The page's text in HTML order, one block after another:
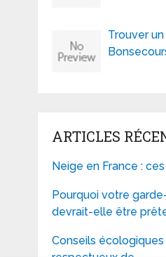
Trouver
ARTICLES
Neige en France :
Pourquoi votre
devrait-elle être
Conseils